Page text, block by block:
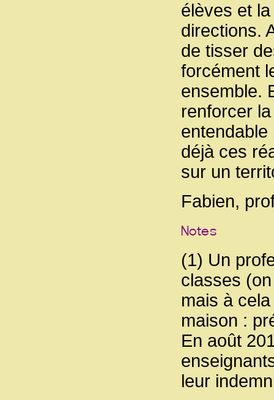
élèves et
directions.
de tisser
forcément
ensemble.
renforcer
entendable
déjà ces
sur un
Fabien,
(1) Un
classes
mais à
maison :
En août
leur